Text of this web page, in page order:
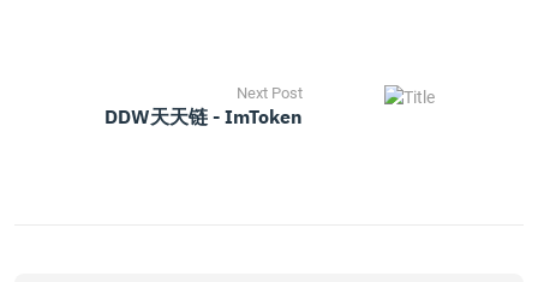
Next Post
DDW天天链 - ImToken